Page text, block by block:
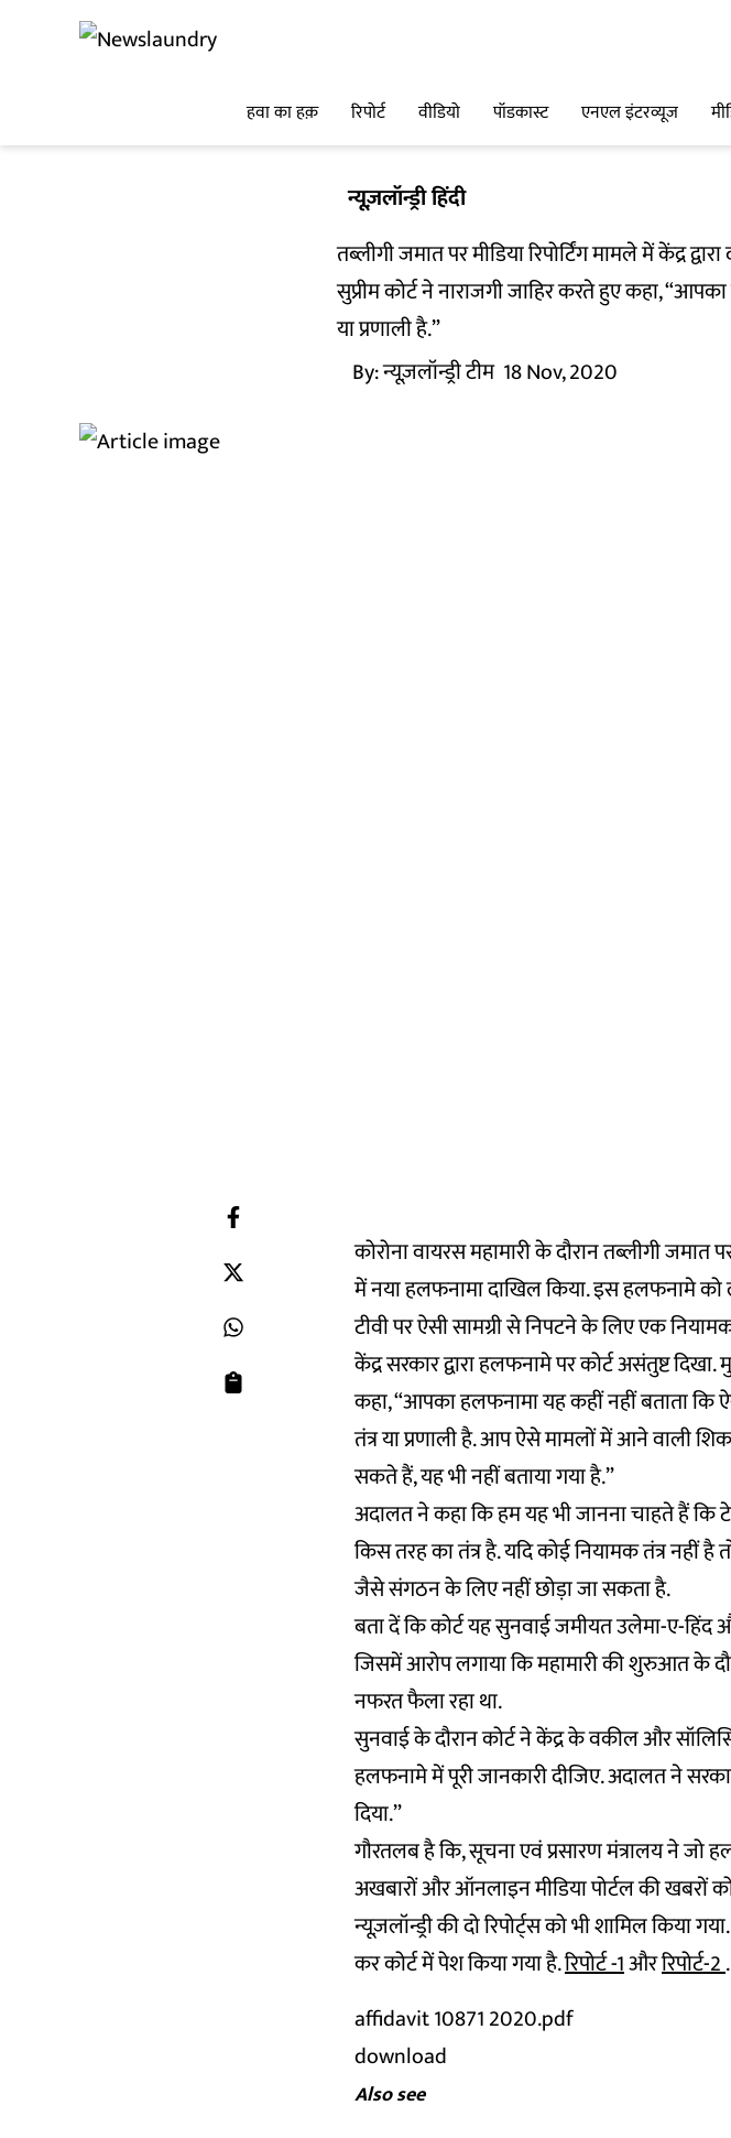
हवा का हक़ रिपोर्ट वीडियो पॉडकास्ट एनएल इंटरव्यूज
न्यूज़लॉन्ड्री हिंदी
तब्लीगी जमात पर मीडिया रिपोर्टिंग मामले में केंद्र
सुप्रीम कोर्ट ने नाराजगी जाहिर करते हुए कहा,
या प्रणाली है.”
By:न्यूज़लॉन्ड्री टीम 18 Nov, 2020
कोरोना वायरस महामारी के दौरान तब्लीगी जमात
में नया हलफनामा दाखिल किया. इस हलफनामे को
टीवी पर ऐसी सामग्री से निपटने के लिए एक
केंद्र सरकार द्वारा हलफनामे पर कोर्ट असंतुष्ट
कहा, “आपका हलफनामा यह कहीं नहीं बताता
तंत्र या प्रणाली है. आप ऐसे मामलों में आने वाली
सकते हैं, यह भी नहीं बताया गया है.”
अदालत ने कहा कि हम यह भी जानना चाहते हैं कि
किस तरह का तंत्र है. यदि कोई नियामक तंत्र नहीं
जैसे संगठन के लिए नहीं छोड़ा जा सकता है.
बता दें कि कोर्ट यह सुनवाई जमीयत उलेमा-ए-हिंद
जिसमें आरोप लगाया कि महामारी की शुरुआत के
नफरत फैला रहा था.
सुनवाई के दौरान कोर्ट ने केंद्र के वकील और
हलफनामे में पूरी जानकारी दीजिए. अदालत ने
दिया.”
गौरतलब है कि, सूचना एवं प्रसारण मंत्रालय ने
अखबारों और ऑनलाइन मीडिया पोर्टल की खबरों
न्यूज़लॉन्ड्री की दो रिपोर्ट्स को भी शामिल किया
कर कोर्ट में पेश किया गया है.रिपोर्ट -1औररिपोर्ट-2.
affidavit 10871 2020.pdf
download
Also see